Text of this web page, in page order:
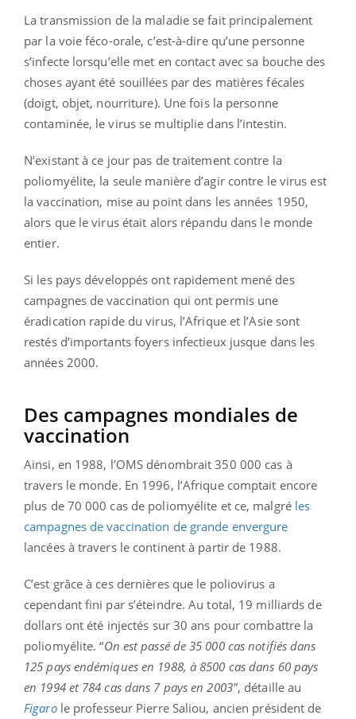
La transmission de la maladie se fait principalement
par la voie féco-orale, c’est-à-dire qu’une personne
s’infecte lorsqu’elle met en contact avec sa bouche des
choses ayant été souillées par des matières fécales
(doigt, objet, nourriture). Une fois la personne
contaminée, le virus se multiplie dans l’intestin.
N’existant à ce jour pas de traitement contre la
poliomyélite, la seule manière d’agir contre le virus est
la vaccination, mise au point dans les années 1950,
alors que le virus était alors répandu dans le monde
entier.
Si les pays développés ont rapidement mené des
campagnes de vaccination qui ont permis une
éradication rapide du virus, l’Afrique et l’Asie sont
restés d’importants foyers infectieux jusque dans les
années 2000.
Des campagnes mondiales de
vaccination
Ainsi, en 1988, l’OMS dénombrait 350 000 cas à
travers le monde. En 1996, l’Afrique comptait encore
plus de 70 000 cas de poliomyélite et ce, malgré les
campagnes de vaccination de grande envergure
lancées à travers le continent à partir de 1988.
C’est grâce à ces dernières que le poliovirus a
cependant fini par s’éteindre. Au total, 19 milliards de
dollars ont été injectés sur 30 ans pour combattre la
poliomyélite. “On est passé de 35 000 cas notifiés dans
125 pays endémiques en 1988, à 8500 cas dans 60 pays
en 1994 et 784 cas dans 7 pays en 2003", détaille au
Figarole professeur Pierre Saliou, ancien président de